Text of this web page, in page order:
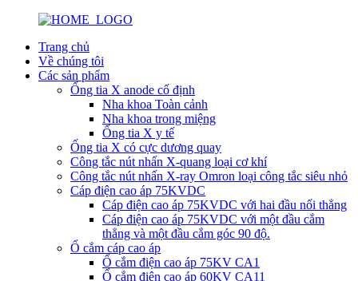
Trang chủ
Về chúng tôi
Các sản phẩm
Ống tia X anode cố định
Nha khoa Toàn cảnh
Nha khoa trong miệng
Ống tia X y tế
Ống tia X có cực dương quay
Công tắc nút nhấn X-quang loại cơ khí
Công tắc nút nhấn X-ray Omron loại công tắc siêu nhỏ
Cáp điện cao áp 75KVDC
Cáp điện cao áp 75KVDC với hai đầu nối thẳng
Cáp điện cao áp 75KVDC với một đầu cắm
thẳng và một đầu cắm góc 90 độ.
Ổ cắm cáp cao áp
Ổ cắm điện cao áp 75KV CA1
Ổ cắm điện cao áp 60KV CA11